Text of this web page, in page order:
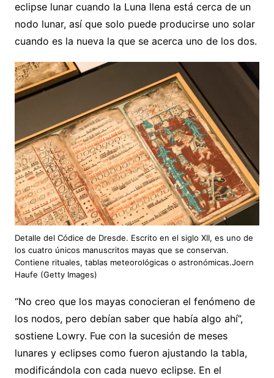
eclipse lunar cuando la Luna llena está cerca de un
nodo lunar, así que solo puede producirse uno solar
cuando es la nueva la que se acerca uno de los dos.
Detalle del Códice de Dresde. Escrito en el siglo XII, es uno de
los cuatro únicos manuscritos mayas que se conservan.
Contiene rituales, tablas meteorológicas o astronómicas.Joern
Haufe (Getty Images)
“No creo que los mayas conocieran el fenómeno de
los nodos, pero debían saber que había algo ahí”,
sostiene Lowry. Fue con la sucesión de meses
lunares y eclipses como fueron ajustando la tabla,
modificándola con cada nuevo eclipse. En el